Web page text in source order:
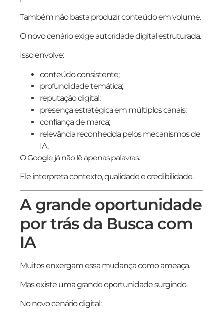
Também não basta produzir conteúdo em volume.
O novo cenário exige autoridade digital estruturada.
Isso envolve:
conteúdo consistente;
profundidade temática;
reputação digital;
presença estratégica em múltiplos canais;
confiança de marca;
relevância reconhecida pelos mecanismos de
IA.
O Google já não lê apenas palavras.
Ele interpreta contexto, qualidade e credibilidade.
A grande oportunidade
por trás da Busca com
IA
Muitos enxergam essa mudança como ameaça.
Mas existe uma grande oportunidade surgindo.
No novo cenário digital: